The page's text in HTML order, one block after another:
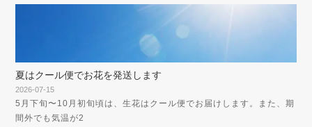
夏はクール便でお花を発送します
2026-07-15
5月下旬〜10月初旬頃は、生花はクール便でお届けします。また、期
間外でも気温が2